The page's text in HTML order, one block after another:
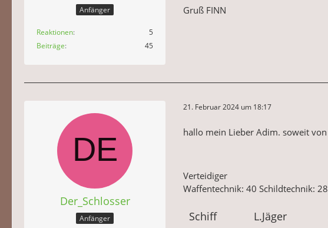
Anfänger
Reaktionen
5
Beiträge
45
Gruß FINN
Der_Schlosser
Anfänger
21. Februar 2024 um 18:17
hallo mein Lieber Adim. soweit
Verteidiger
Waffentechnik: 40 Schildtechnik:
Schiff L.Jäger